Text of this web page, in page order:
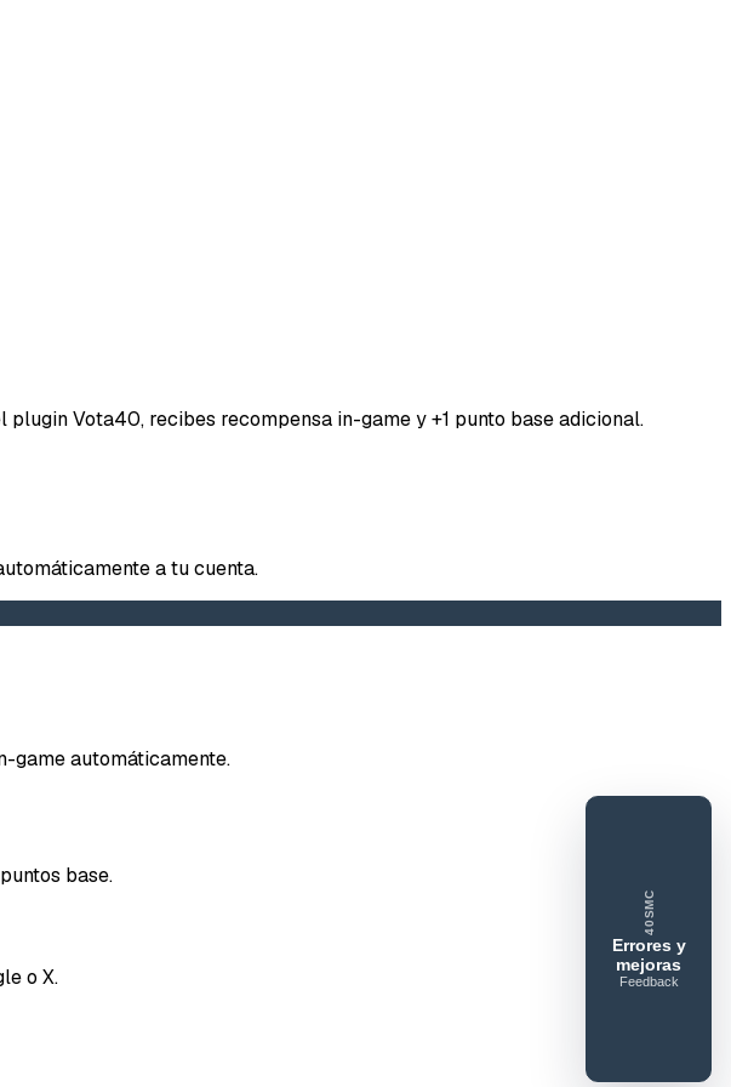
plugin Vota40, recibes recompensa in-game y +1 punto base adicional.
a tu cuenta.
game automáticamente.
base.
o X.
40SMC
Errores y
mejoras
Feedback
Reportar error o mejora